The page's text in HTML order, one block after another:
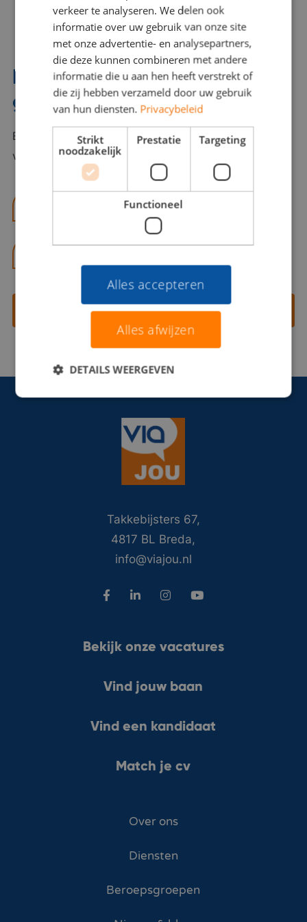
Interesse? Benno helpt je
graag verder!
Bel of mail Benno met al jouw vragen. Benno staat
voor je klaar en helpt je graag!
benno@viajou.nl
Contact opnemen
Takkebijsters 67,
4817 BL Breda,
info@viajou.nl
Bekijk onze vacatures
Vind jouw baan
Vind een kandidaat
Match je cv
Over ons
Diensten
Beroepsgroepen
verkeer te analyseren. We delen ook
informatie over uw gebruik van onze site
met onze advertentie- en analysepartners,
die deze kunnen combineren met andere
informatie die u aan hen heeft verstrekt of
die zij hebben verzameld door uw gebruik
van hun diensten. Privacybeleid
Strikt
noodzakelijk
Prestatie Targeting
Functioneel
Alles accepteren
Alles afwijzen
DETAILS WEERGEVEN